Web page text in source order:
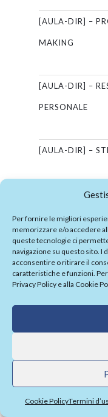
Per fornire le migliori
memorizzare e/o accedere
queste tecnologie ci
navigazione su questo sito. I
acconsentire o ritirare il
caratteristiche e funzioni.
Privacy Policy e alla Cookie
Cookie PolicyTermini
[AULA-DIR] –
MAKING
[AULA-DIR] –
PERSONALE
[AULA-DIR] –
[AULA-DIR] –
BUILDING
news/eventi
Senza categoria
IT’S
20 Aprile